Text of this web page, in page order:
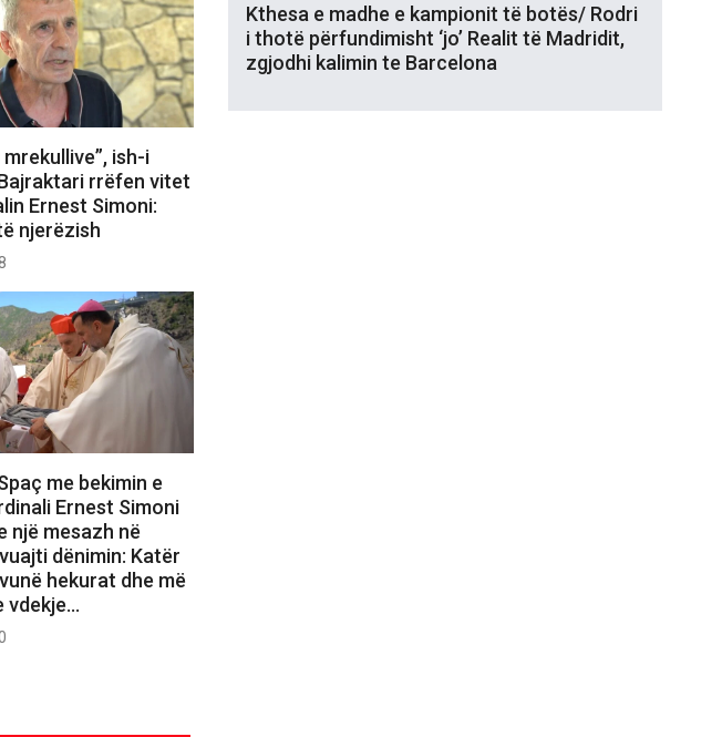
mrekullive”, ish-i
rrëfen vitet
Ernest Simoni:
njerëzish
me bekimin e
Ernest Simoni
një mesazh në
dënimin: Katër
hekurat dhe më
vdekje…
Kthesa e madhe e kampionit të botës/ Rodri
i thotë përfundimisht ‘jo’ Realit të Madridit,
zgjodhi kalimin te Barcelona